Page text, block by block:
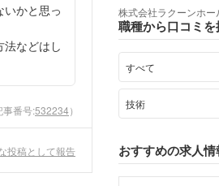
かと思っ
などはし
事番号:532234）
投稿として報告
株式会社ラクーンホー
職種から口コミ
すべて
技術
おすすめの求人情